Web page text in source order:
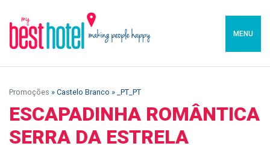
MENU
Promoções » Castelo Branco » _PT_PT
ESCAPADINHA ROMÂNTICA
SERRA DA ESTRELA